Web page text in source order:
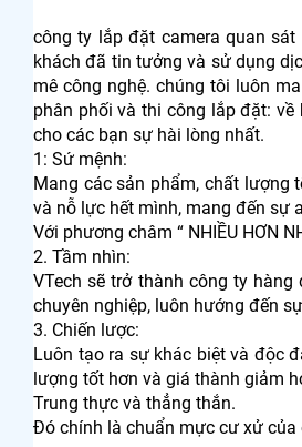
công ty lắp đặt camera quan
khách đã tin tưởng và sử dụng
mê công nghệ. chúng tôi luôn
phân phối và thi công lắp đặt: về
cho các bạn sự hài lòng nhất.
1: Sứ mệnh:
Mang các sản phẩm, chất lượng
và nỗ lực hết mình, mang đến sự
Với phương châm “ NHIỀU HƠN
2. Tầm nhìn:
VTech sẽ trở thành công ty
chuyên nghiệp, luôn hướng đến
3. Chiến lược:
Luôn tạo ra sự khác biệt và độc
lượng tốt hơn và giá thành giảm
Trung thực và thẳng thắn.
Đó chính là chuẩn mực cư xử